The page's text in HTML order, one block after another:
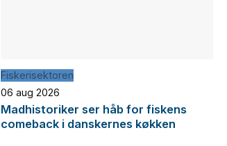
Fiskerisektoren
06 aug 2026
Madhistoriker ser håb for fiskens
comeback i danskernes køkken